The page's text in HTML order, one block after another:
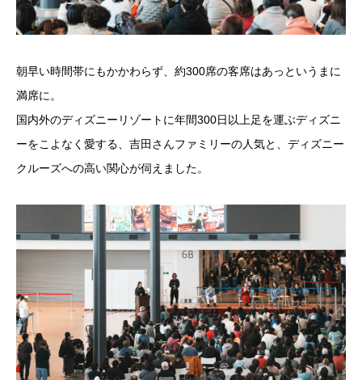
朝早い時間帯にもかかわらず、約300席の客席はあっというまに
満席に。
国内外のディズニーリゾートに年間300日以上足を運ぶディズニ
ーをこよなく愛する、吉田さんファミリーの人気と、ディズニー
クルーズへの高い関心が伺えました。